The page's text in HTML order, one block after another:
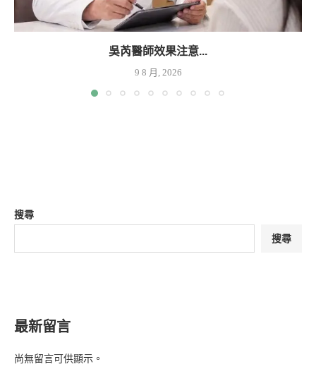
吳芮醫師效果注意...
9 8 月, 2026
搜尋
搜尋
最新留言
尚無留言可供顯示。